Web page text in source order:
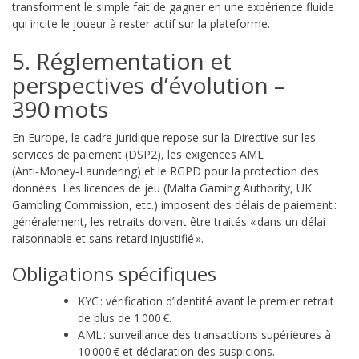
transforment le simple fait de gagner en une expérience fluide
qui incite le joueur à rester actif sur la plateforme.
5. Réglementation et
perspectives d’évolution –
390 mots
En Europe, le cadre juridique repose sur la Directive sur les
services de paiement (DSP2), les exigences AML
(Anti‑Money‑Laundering) et le RGPD pour la protection des
données. Les licences de jeu (Malta Gaming Authority, UK
Gambling Commission, etc.) imposent des délais de paiement :
généralement, les retraits doivent être traités « dans un délai
raisonnable et sans retard injustifié ».
Obligations spécifiques
KYC : vérification d’identité avant le premier retrait
de plus de 1 000 €.
AML : surveillance des transactions supérieures à
10 000 € et déclaration des suspicions.